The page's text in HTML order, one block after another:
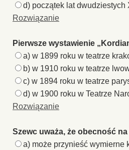
d) początek lat dwudziestych
Rozwiązanie
Pierwsze wystawienie
a) w 1899 roku w teatrze
b) w 1910 roku w teatrze
c) w 1894 roku w teatrze
d) w 1900 roku w Teatrze
Rozwiązanie
Szewc uważa, że obecność
a) może przynieść wymierne